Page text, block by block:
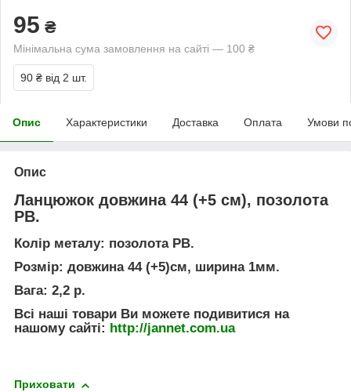
95 ₴
Мінімальна сума замовлення на сайті — 100 ₴
90 ₴ від 2 шт.
Опис Характеристики Доставка Оплата Умови
Опис
Ланцюжок довжина 44 (+5 см), позолота
РВ.
Колір металу: позолота РВ.
Розмір: довжина 44 (+5)см, ширина 1мм.
Вага: 2,2 р.
Всі наші товари Ви можете подивитися на
нашому сайті: http://jannet.com.ua
Приховати